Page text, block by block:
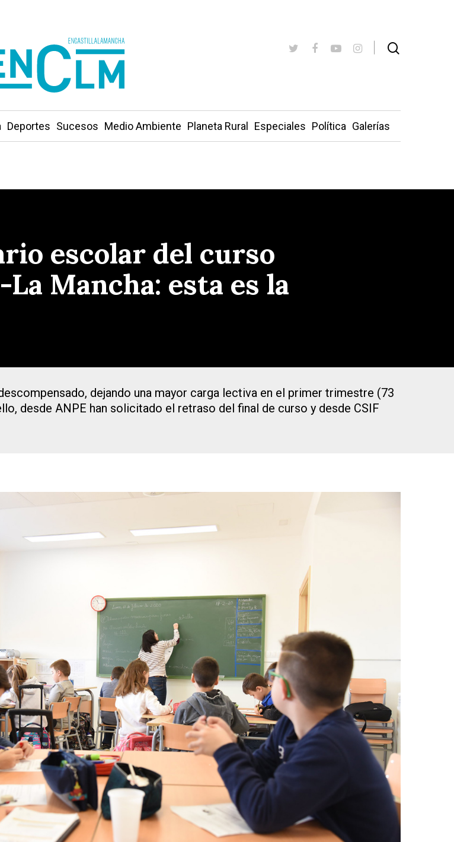
Deportes Sucesos Medio Ambiente Planeta Rural Especiales Política Galerías
escolar del curso
Mancha: esta es la
dejando una mayor carga lectiva en el primer trimestre (73
desde ANPE han solicitado el retraso del final de curso y desde CSIF